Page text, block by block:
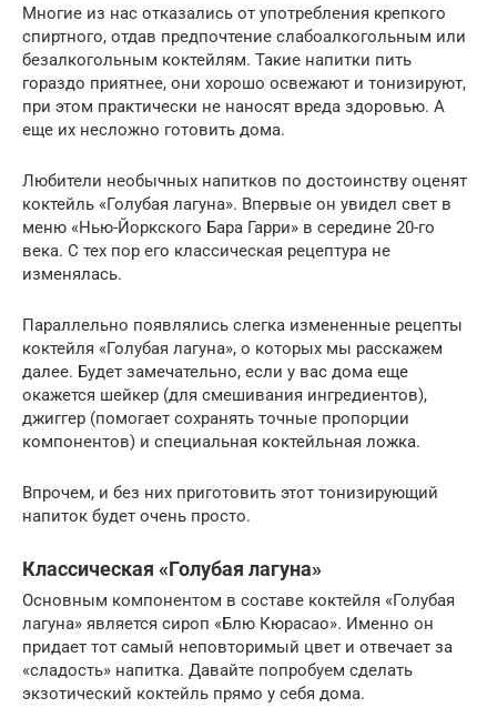
Многие из нас отказались от употребления крепкого
спиртного, отдав предпочтение слабоалкогольным или
безалкогольным коктейлям. Такие напитки пить
гораздо приятнее, они хорошо освежают и тонизируют,
при этом практически не наносят вреда здоровью. А
еще их несложно готовить дома.
Любители необычных напитков по достоинству оценят
коктейль «Голубая лагуна». Впервые он увидел свет в
меню «Нью-Йоркского Бара Гарри» в середине 20-го
века. С тех пор его классическая рецептура не
изменялась.
Параллельно появлялись слегка измененные рецепты
коктейля «Голубая лагуна», о которых мы расскажем
далее. Будет замечательно, если у вас дома еще
окажется шейкер (для смешивания ингредиентов),
джиггер (помогает сохранять точные пропорции
компонентов) и специальная коктейльная ложка.
Впрочем, и без них приготовить этот тонизирующий
напиток будет очень просто.
Классическая «Голубая лагуна»
Основным компонентом в составе коктейля «Голубая
лагуна» является сироп «Блю Кюрасао». Именно он
придает тот самый неповторимый цвет и отвечает за
«сладость» напитка. Давайте попробуем сделать
экзотический коктейль прямо у себя дома.